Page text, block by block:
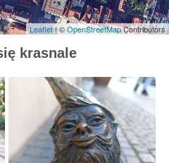
Leaflet| ©OpenStreetMapContributors
krasnale